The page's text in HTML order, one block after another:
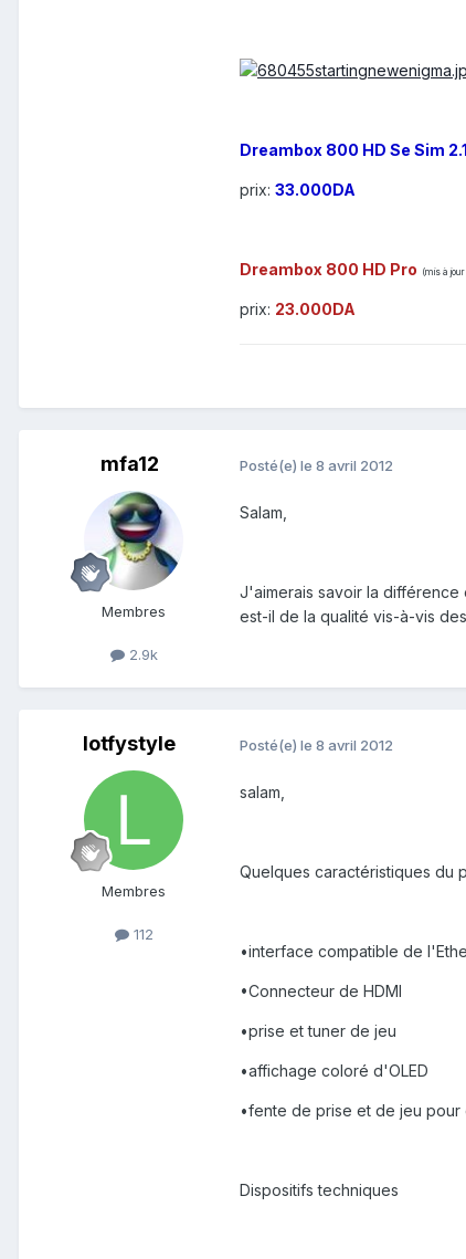
Dreambox 800 HD Se Sim
prix: 33.000DA
Dreambox 800 HD Pro (mis à
prix: 23.000DA
mfa12
Membres
2.9k
Posté(e) le 8 avril 2012
Salam,
J'aimerais savoir la différence
est-il de la qualité vis-à-vis
lotfystyle
Membres
112
Posté(e) le 8 avril 2012
salam,
Quelques caractéristiques du
•interface compatible de
•Connecteur de HDMI
•prise et tuner de jeu
•affichage coloré d'OLED
•fente de prise et de jeu pour
Dispositifs techniques